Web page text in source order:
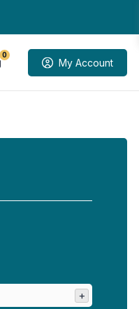
0
My Account
+